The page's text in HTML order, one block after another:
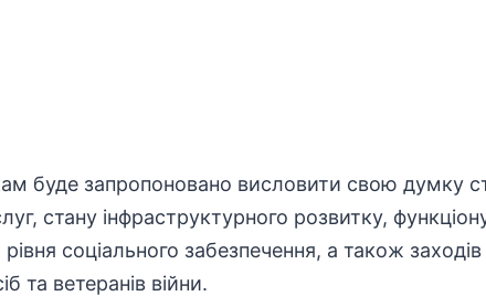
буде запропоновано висловити свою думку
стану інфраструктурного розвитку,
соціального забезпечення, а також
та ветеранів війни.